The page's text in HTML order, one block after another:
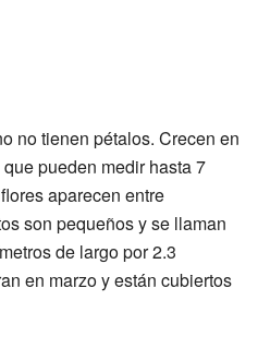
no tienen pétalos. Crecen en
pueden medir hasta 7
aparecen entre
son pequeños y se llaman
de largo por 2.3
en marzo y están cubiertos